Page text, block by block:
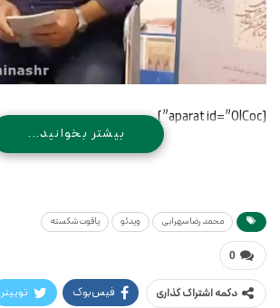
[aparat id=”0lCoc”]
بیشتر بخوانید...
محمد رضا سهرابی ویدئو یاقوت شکسته
0
دکمه اشتراک گذاری فیس‌بوک توییتر